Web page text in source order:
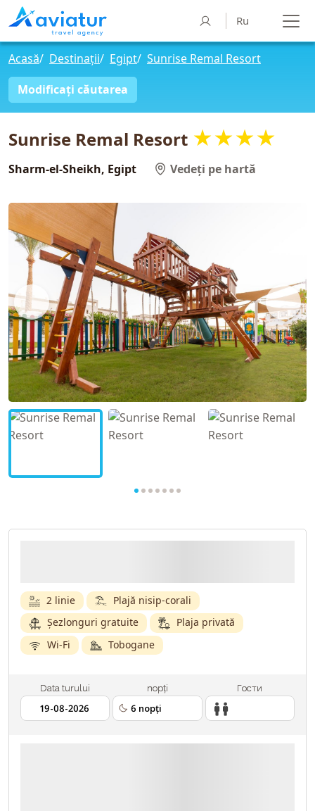
Ru
Acasă/ Destinații/ Egipt/ Sunrise Remal Resort
Modificați căutarea
Sunrise Remal Resort ★★★★
Sharm-el-Sheikh, Egipt Vedeți pe hartă
2 linie
Plajă nisip-corali
Șezlonguri gratuite
Plaja privată
Wi-Fi
Tobogane
Data turului nopți Гости